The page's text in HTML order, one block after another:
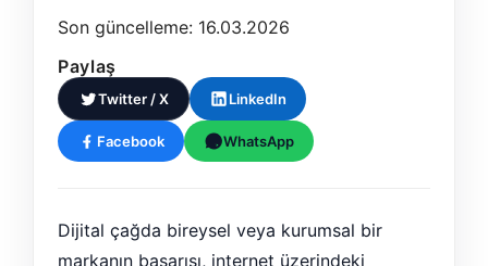
Son güncelleme: 16.03.2026
Paylaş
Twitter / X LinkedIn
Facebook WhatsApp
Dijital çağda bireysel veya kurumsal bir
markanın başarısı, internet üzerindeki